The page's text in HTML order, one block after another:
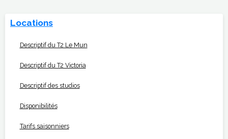
Locations
Descriptif du T2 Le Mun
Descriptif du T2 Victoria
Descriptif des studios
Disponibilités
Tarifs saisonniers